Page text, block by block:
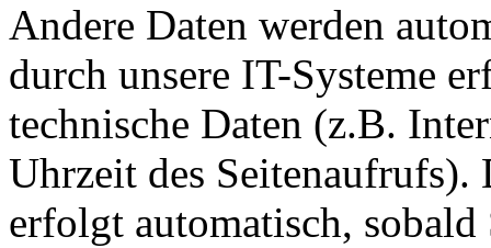
Andere Daten werden
durch unsere IT-Systeme
technische Daten (z.B.
Uhrzeit des Seitenaufrufs).
erfolgt automatisch, sobald